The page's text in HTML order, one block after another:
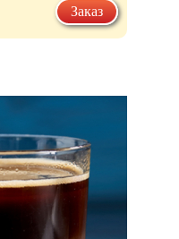
Заказ